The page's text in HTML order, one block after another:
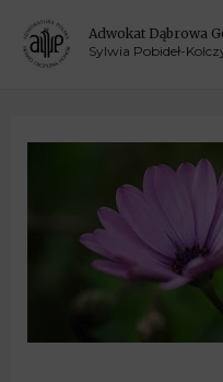
Adwokat Dąbrowa
Sylwia Pobideł-